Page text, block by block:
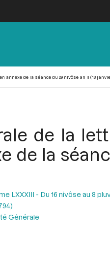
de la séance du 29 nivôse an II (18
de la
de la
LXXXIII - Du 16 nivôse au 8
Générale